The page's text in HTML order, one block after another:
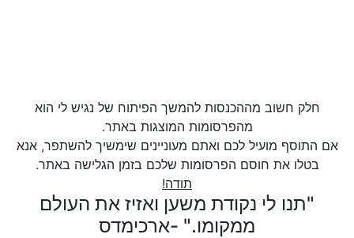
חלק חשוב מההכנסות להמשך הפיתוח של נגיש לי הוא
מהפרסומות המוצגות באתר.
אם התוסף מועיל לכם ואתם מעוניינים שימשיך להשתפר, אנא
בטלו את חוסם הפרסומות שלכם בזמן הגלישה באתר.
תודה!
"תנו לי נקודת משען ואזיז את העולם
ממקומו." -ארכימדס